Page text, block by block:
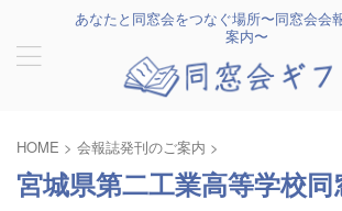
あなたと同窓会をつなぐ場所〜同窓会会
案内〜
HOME > 会報誌発刊のご案内 >
宮城県第二工業高等学校同